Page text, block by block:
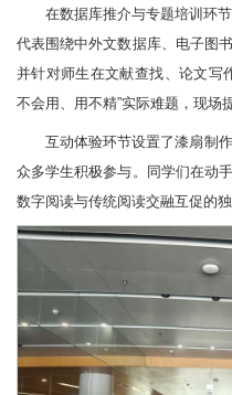
在数据库推介与专题培训环
代表围绕中外文数据库、电子图
并针对师生在文献查找、论文写
不会用、用不精”实际难题，现场
互动体验环节设置了漆扇制
众多学生积极参与。同学们在动
数字阅读与传统阅读交融互促的独